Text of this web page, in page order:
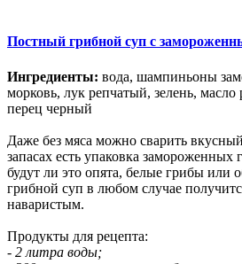
Постный грибной суп с
Ингредиенты: вода, шампиньоны
морковь, лук репчатый, зелень, масло
перец черный
Даже без мяса можно сварить
запасах есть упаковка
будут ли это опята, белые грибы
грибной суп в любом случае
наваристым.
Продукты для рецепта:
- 2 литра воды;